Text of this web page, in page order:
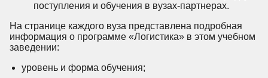
поступления и обучения в вузах-партнерах.
На странице каждого вуза представлена подробная
информация о программе «Логистика» в этом учебном
заведении:
уровень и форма обучения;